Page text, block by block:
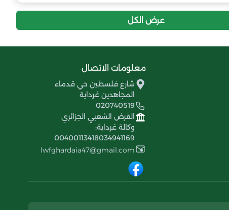
عرض الكل
معلومات الاتصال
شارع فلسطين حي قدماء
المجاهدين غرداية
020740519
القرض الشعبي الجزائري
وكالة غرداية:
00400113418034941169
lwfghardaia47@gmail.com